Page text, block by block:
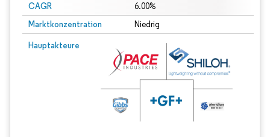
CAGR 6.00%
Marktkonzentration Niedrig
Hauptakteure